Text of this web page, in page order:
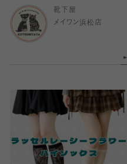
靴下屋
メイワン浜松店